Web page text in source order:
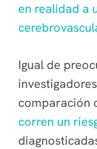
en realidad a
Igual de
comparación
corren un